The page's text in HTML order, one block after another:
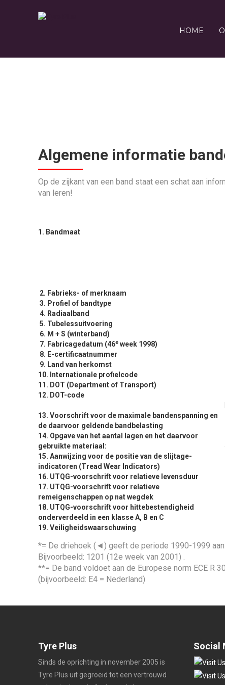
HOME
Algemene informatie
Op de zijkant van een band staat een schat aan
van leren!
1. Bandmaat
2. Fabrieks- of merknaam
3. Profiel of bandtype
4. Radiaalband
5. Tubelessuitvoering
6. M + S (winterband)
7. Fabricagedatum (46eweek 1998)
8. E-certificaatnummer
9. Land van herkomst
10. Internationale profielcode
11. DOT (Department of Transport)
12. DOT-code
13. Voorschrift voor de maximale bandenspanning en
de daarvoor geldende bandbelasting
14. Opgave van het aantal lagen en het daarvoor
gebruikte materiaal:
15. Aanwijzing voor de positie van de slijtage-
indicatoren (Tread Wear Indicators)
16. UTQG-voorschrift voor relatieve levensduur
17. UTQG-voorschrift voor relatieve
remeigenschappen op nat wegdek
18. UTQG-voorschrift voor hittebestendigheid
onderverdeeld in een klasse A, B en C
19. Veiligheidswaarschuwing
*= De driehoek (◄) geeft de periode 1990-1999
Bijvoorbeeld: 1201 (12e week van 2001) .
**= De band voldoet aan de Europese norm ECE R
(bijvoorbeeld: E4 = Nederland)
Tyre Plus
Sinds de oprichting in november 2005 is
Tyre Plus uit gegroeid tot een vertrouwd
Social